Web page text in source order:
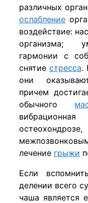
различных
ослабление
воздействие:
организма;
гармонии с
снятие стресса.
они
причем
обычного
лечение грыжи
Если
делении всего
чаша является